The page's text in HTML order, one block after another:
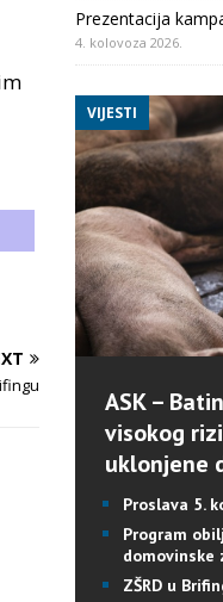
Prezentacija
4. kolovoza 2026.
VIJESTI
ASK –
visokog
uklonjene
Proslava 5.
Program
ZŠRD u